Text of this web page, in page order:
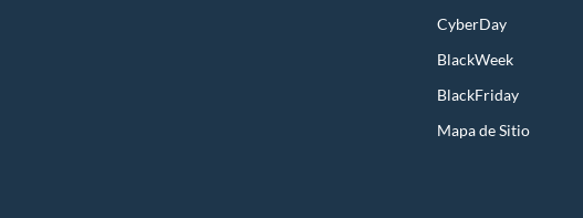
CyberDay
BlackWeek
BlackFriday
Mapa de Sitio